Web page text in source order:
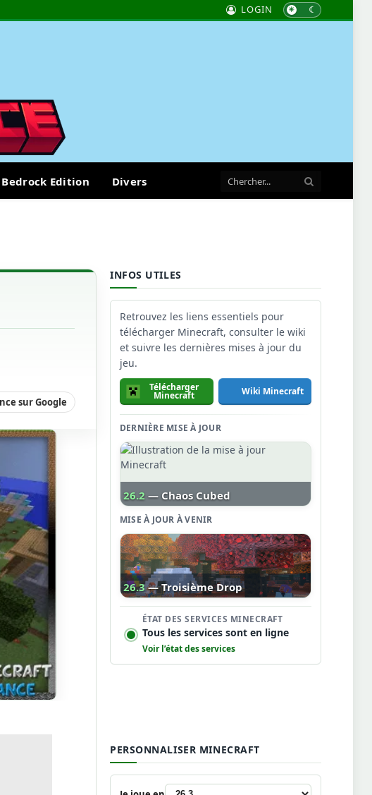
LOGIN
Edition Divers
sur Google
INFOS UTILES
Retrouvez les liens essentiels pour
télécharger Minecraft, consulter le wiki
et suivre les dernières mises à jour du
jeu.
Télécharger
Minecraft Wiki Minecraft
DERNIÈRE MISE À JOUR
26.2 — Chaos Cubed
MISE À JOUR À VENIR
26.3 — Troisième Drop
ÉTAT DES SERVICES MINECRAFT
Tous les services sont en ligne
Voir l’état des services
PERSONNALISER MINECRAFT